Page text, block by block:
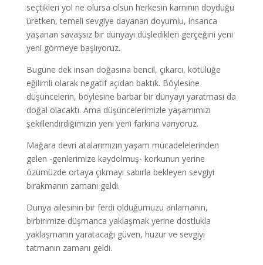
seçtikleri yol ne olursa olsun herkesin karnının doyduğu
üretken, temeli sevgiye dayanan doyumlu, insanca
yaşanan savaşsız bir dünyayı düşledikleri gerçeğini yeni
yeni görmeye başlıyoruz.
Bugüne dek insan doğasına bencil, çıkarcı, kötülüğe
eğilimli olarak negatif açıdan baktık. Böylesine
düşüncelerin, böylesine barbar bir dünyayı yaratması da
doğal olacaktı. Ama düşüncelerimizle yaşamımızı
şekillendirdiğimizin yeni yeni farkına varıyoruz.
Mağara devri atalarımızın yaşam mücadelelerinden
gelen -genlerimize kaydolmuş- korkunun yerine
özümüzde ortaya çıkmayı sabırla bekleyen sevgiyi
bırakmanın zamanı geldi.
Dünya ailesinin bir ferdi olduğumuzu anlamanın,
birbirimize düşmanca yaklaşmak yerine dostlukla
yaklaşmanın yaratacağı güven, huzur ve sevgiyi
tatmanın zamanı geldi.